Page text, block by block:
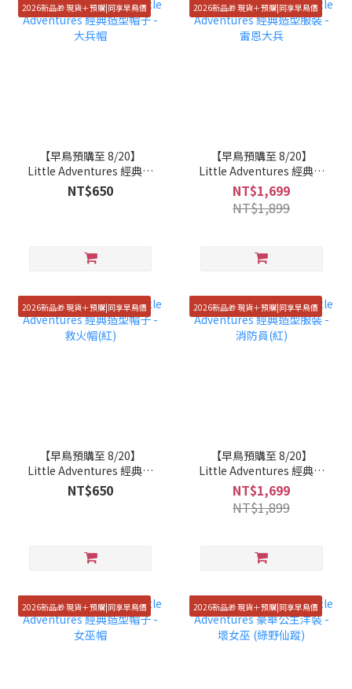
2026新品🎁 現貨＋預購|同享早鳥價
【早鳥預購至 8/20】
Little Adventures 經典造
型帽子 - 大兵帽
NT$650
2026新品🎁 現貨＋預購|同享早鳥價
【早鳥預購至 8/20】
Little Adventures 經典造
型服裝 - 雷恩大兵
NT$1,699
NT$1,899
2026新品🎁 現貨＋預購|同享早鳥價
【早鳥預購至 8/20】
Little Adventures 經典造
型帽子 - 救火帽(紅)
NT$650
2026新品🎁 現貨＋預購|同享早鳥價
【早鳥預購至 8/20】
Little Adventures 經典造
型服裝 - 消防員(紅)
NT$1,699
NT$1,899
2026新品🎁 現貨＋預購|同享早鳥價 2026新品🎁 現貨＋預購|同享早鳥價